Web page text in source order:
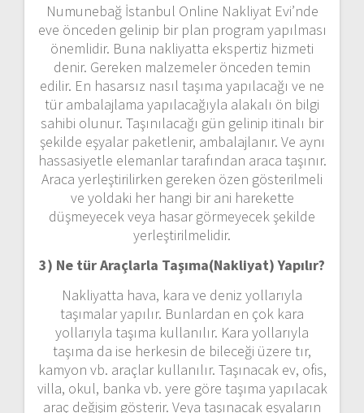
Numunebağ İstanbul Online Nakliyat Evi’nde
eve önceden gelinip bir plan program yapılması
önemlidir. Buna nakliyatta ekspertiz hizmeti
denir. Gereken malzemeler önceden temin
edilir. En hasarsız nasıl taşıma yapılacağı ve ne
tür ambalajlama yapılacağıyla alakalı ön bilgi
sahibi olunur. Taşınılacağı gün gelinip itinalı bir
şekilde eşyalar paketlenir, ambalajlanır. Ve aynı
hassasiyetle elemanlar tarafından araca taşınır.
Araca yerleştirilirken gereken özen gösterilmeli
ve yoldaki her hangi bir ani harekette
düşmeyecek veya hasar görmeyecek şekilde
yerleştirilmelidir.
3) Ne tür Araçlarla Taşıma(Nakliyat) Yapılır?
Nakliyatta hava, kara ve deniz yollarıyla
taşımalar yapılır. Bunlardan en çok kara
yollarıyla taşıma kullanılır. Kara yollarıyla
taşıma da ise herkesin de bileceği üzere tır,
kamyon vb. araçlar kullanılır. Taşınacak ev, ofis,
villa, okul, banka vb. yere göre taşıma yapılacak
araç değişim gösterir. Veya taşınacak eşyaların